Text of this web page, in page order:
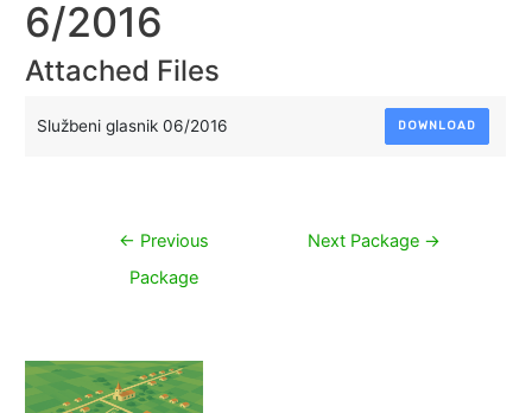
6/2016
Attached Files
Službeni glasnik 06/2016 DOWNLOAD
Navigacija
← Previous
Package
Next Package →